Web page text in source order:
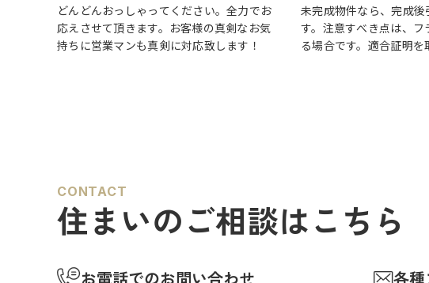
どんどんおっしゃってください。全力でお
応えさせて頂きます。お客様の真剣なお気
持ちに営業マンも真剣に対応致します！
未完成物件なら、完成後
す。注意すべき点は、フ
る場合です。適合証明を
CONTACT
住まいのご相談はこちら
お電話でのお問い合わせ 各種